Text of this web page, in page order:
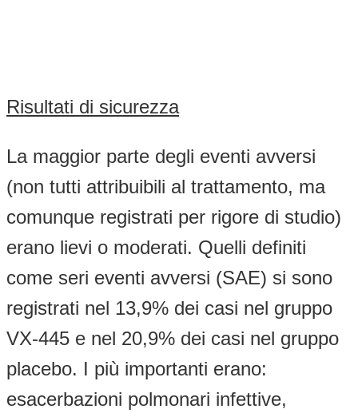
Risultati di sicurezza
La maggior parte degli eventi avversi
(non tutti attribuibili al trattamento, ma
comunque registrati per rigore di studio)
erano lievi o moderati. Quelli definiti
come seri eventi avversi (SAE) si sono
registrati nel 13,9% dei casi nel gruppo
VX-445 e nel 20,9% dei casi nel gruppo
placebo. I più importanti erano:
esacerbazioni polmonari infettive,